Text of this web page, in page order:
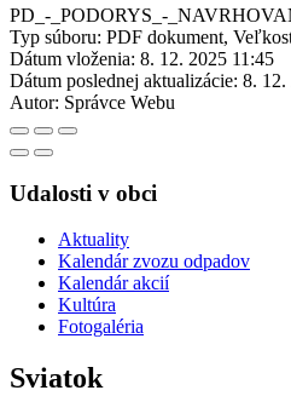
PD_-_PODORYS_-
Typ súboru: PDF dokument,
Dátum vloženia: 8. 12. 2025 11:45
Dátum poslednej aktualizácie: 8. 12.
Autor: Správce Webu
Udalosti v obci
Aktuality
Kalendár zvozu odpadov
Kalendár akcií
Kultúra
Fotogaléria
Sviatok